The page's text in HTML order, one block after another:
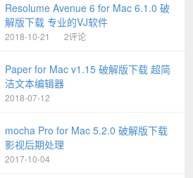
Resolume Avenue 6 for Mac 6.1.0 破
解版下载 专业的VJ软件
2018-10-21 2评论
Paper for Mac v1.15 破解版下载 超简
洁文本编辑器
2018-07-12
mocha Pro for Mac 5.2.0 破解版下载
影视后期处理
2017-10-04